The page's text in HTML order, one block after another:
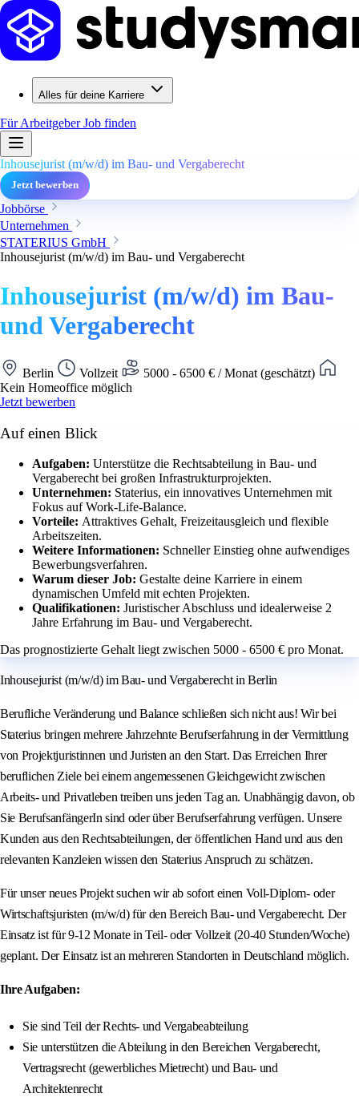
Alles für deine Karriere
Für ArbeitgeberJob finden
Inhousejurist (m/w/d) im Bau- und Vergaberecht
Jetzt bewerben
Jobbörse
Unternehmen
STATERIUS GmbH
Inhousejurist (m/w/d) im Bau- und Vergaberecht
Inhousejurist (m/w/d) im Bau-
und Vergaberecht
Berlin Vollzeit
5000 - 6500 € / Monat (geschätzt)
Kein Homeoffice möglich
Jetzt bewerben
Auf einen Blick
Aufgaben: Unterstütze die Rechtsabteilung in Bau- und
Vergaberecht bei großen Infrastrukturprojekten.
Unternehmen: Staterius, ein innovatives Unternehmen mit
Fokus auf Work-Life-Balance.
Vorteile: Attraktives Gehalt, Freizeitausgleich und flexible
Arbeitszeiten.
Weitere Informationen: Schneller Einstieg ohne aufwendiges
Bewerbungsverfahren.
Warum dieser Job: Gestalte deine Karriere in einem
dynamischen Umfeld mit echten Projekten.
Qualifikationen: Juristischer Abschluss und idealerweise 2
Jahre Erfahrung im Bau- und Vergaberecht.
Das prognostizierte Gehalt liegt zwischen 5000 - 6500 € pro Monat.
Inhousejurist (m/w/d) im Bau- und Vergaberecht in Berlin
Berufliche Veränderung und Balance schließen sich nicht aus! Wir bei
Staterius bringen mehrere Jahrzehnte Berufserfahrung in der Vermittlung
von Projektjuristinnen und Juristen an den Start. Das Erreichen Ihrer
beruflichen Ziele bei einem angemessenen Gleichgewicht zwischen
Arbeits- und Privatleben treiben uns jeden Tag an. Unabhängig davon, ob
Sie BerufsanfängerIn sind oder über Berufserfahrung verfügen. Unsere
Kunden aus den Rechtsabteilungen, der öffentlichen Hand und aus den
relevanten Kanzleien wissen den Staterius Anspruch zu schätzen.
Für unser neues Projekt suchen wir ab sofort einen Voll-Diplom- oder
Wirtschaftsjuristen (m/w/d) für den Bereich Bau- und Vergaberecht. Der
Einsatz ist für 9-12 Monate in Teil- oder Vollzeit (20-40 Stunden/Woche)
geplant. Der Einsatz ist an mehreren Standorten in Deutschland möglich.
Ihre Aufgaben:
Sie sind Teil der Rechts- und Vergabeabteilung
Sie unterstützen die Abteilung in den Bereichen Vergaberecht,
Vertragsrecht (gewerbliches Mietrecht) und Bau- und
Architektenrecht